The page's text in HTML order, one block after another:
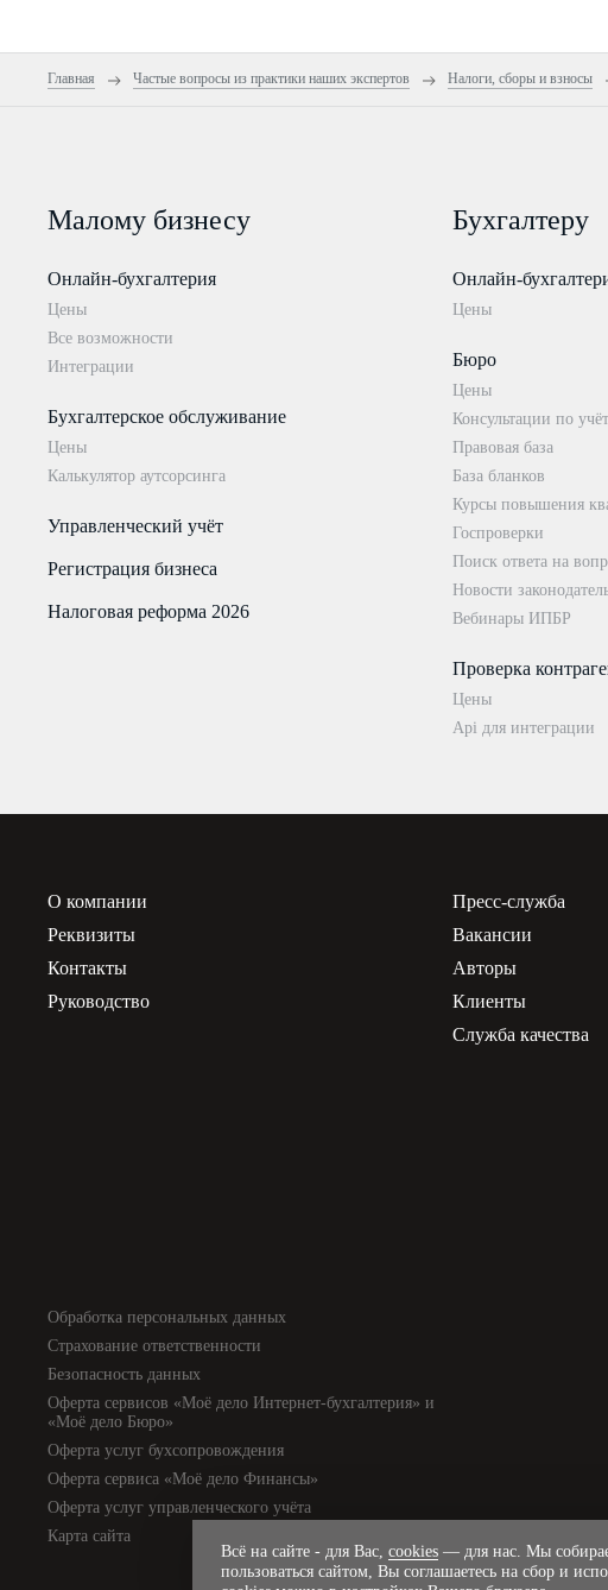
Главная Частые вопросы из практики наших экспертов Налоги, сборы и взносы
Малому бизнесу
Онлайн-бухгалтерия
Цены
Все возможности
Интеграции
Бухгалтерское обслуживание
Цены
Калькулятор аутсорсинга
Управленческий учёт
Регистрация бизнеса
Налоговая реформа 2026
Бухгалтеру
Онлайн-
Цены
Бюро
Цены
Консультации по
Правовая база
База бланков
Курсы повышения
Госпроверки
Поиск ответа на
Новости
Вебинары ИПБР
Проверка
Цены
Api для интеграции
О компании
Реквизиты
Контакты
Руководство
Пресс-служба
Вакансии
Авторы
Клиенты
Служба качества
Обработка персональных данных
Страхование ответственности
Безопасность данных
Оферта сервисов «Моё дело Интернет-бухгалтерия» и
«Моё дело Бюро»
Оферта услуг бухсопровождения
Оферта сервиса «Моё дело Финансы»
Оферта услуг управленческого учёта
Карта сайта
Всё на сайте - для Вас, cookies — для нас. Мы
пользоваться сайтом, Вы соглашаетесь на сбор и